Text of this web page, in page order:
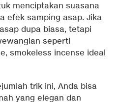
menciptakan suasana
efek samping asap. Jika
dupa biasa, tetapi
seperti
smokeless incense ideal
trik ini, Anda bisa
yang elegan dan